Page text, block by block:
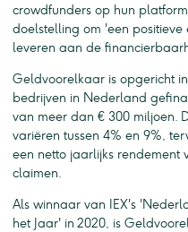
crowdfunders op hun
doelstelling om 'een
leveren aan de
Geldvoorelkaar is opgericht in
bedrijven in Nederland
van meer dan € 300 miljoen.
variëren tussen 4% en 9%,
een netto jaarlijks rendement
claimen.
Als winnaar van IEX's
het Jaar' in 2020, is